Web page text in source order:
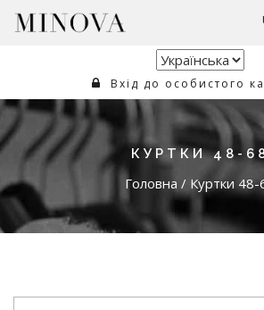
Вхід до особистого
КУРТКИ 48-
Головна / Куртки 48-